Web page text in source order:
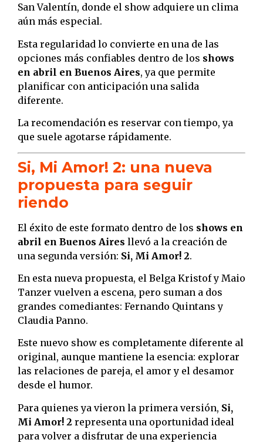
San Valentín, donde el show adquiere un clima
aún más especial.
Esta regularidad lo convierte en una de las
opciones más confiables dentro de los shows
en abril en Buenos Aires, ya que permite
planificar con anticipación una salida
diferente.
La recomendación es reservar con tiempo, ya
que suele agotarse rápidamente.
Si, Mi Amor! 2: una nueva
propuesta para seguir
riendo
El éxito de este formato dentro de los shows en
abril en Buenos Aires llevó a la creación de
una segunda versión: Si, Mi Amor! 2.
En esta nueva propuesta, el Belga Kristof y Maio
Tanzer vuelven a escena, pero suman a dos
grandes comediantes: Fernando Quintans y
Claudia Panno.
Este nuevo show es completamente diferente al
original, aunque mantiene la esencia: explorar
las relaciones de pareja, el amor y el desamor
desde el humor.
Para quienes ya vieron la primera versión, Si,
Mi Amor! 2 representa una oportunidad ideal
para volver a disfrutar de una experiencia